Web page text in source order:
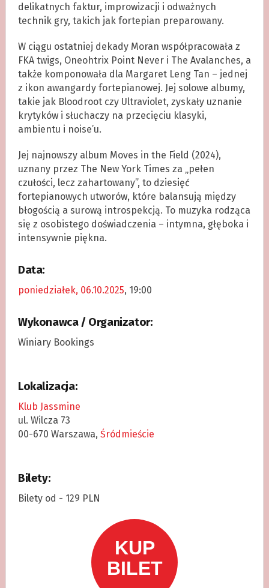
delikatnych faktur, improwizacji i odważnych
technik gry, takich jak fortepian preparowany.
W ciągu ostatniej dekady Moran współpracowała z
FKA twigs, Oneohtrix Point Never i The Avalanches, a
także komponowała dla Margaret Leng Tan – jednej
z ikon awangardy fortepianowej. Jej solowe albumy,
takie jak Bloodroot czy Ultraviolet, zyskały uznanie
krytyków i słuchaczy na przecięciu klasyki,
ambientu i noise’u.
Jej najnowszy album Moves in the Field (2024),
uznany przez The New York Times za „pełen
czułości, lecz zahartowany”, to dziesięć
fortepianowych utworów, które balansują między
błogością a surową introspekcją. To muzyka rodząca
się z osobistego doświadczenia – intymna, głęboka i
intensywnie piękna.
Data:
poniedziałek, 06.10.2025, 19:00
Wykonawca / Organizator:
Winiary Bookings
Lokalizacja:
Klub Jassmine
ul. Wilcza 73
00-670 Warszawa, Śródmieście
Bilety:
Bilety od - 129 PLN